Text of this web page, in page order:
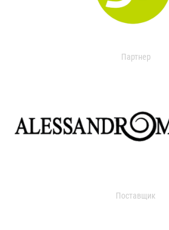
Партнер
Поставщик